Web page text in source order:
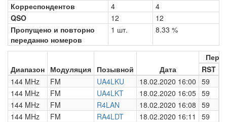
Корреспондентов
4
4
QSO
12
12
Пропущено и повторно
переданно номеров
1 шт. 8.33 %
Диапазон Модуляция Позывной Дата
RST
144 MHz
FM UA4LKU 18.02.2020 16:00 59
144 MHz
FM UA4LKT 18.02.2020 16:05 59
144 MHz
FM R4LAN 18.02.2020 16:08 59
144 MHz
FM RA4LDT 18.02.2020 16:11 59